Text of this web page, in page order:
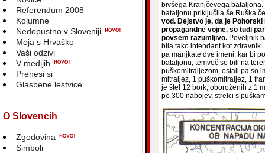
Referendum 2008
Kolumne
Nedopustno v Sloveniji
Meja s Hrvaško
Vaši odzivi
V medijih
Prenesi si
Glasbene lestvice
O Slovencih
Zgodovina
Simboli
bivšega Kranjčevega
bataljonu priključila še Ruška
vod. Dejstvo je, da je
propagandne vojne, so tudi
povsem razumljivo. Poveljnik
bila tako intendant kot
pa manjkate dve imeni, kar bi
bataljonu, temveč so bili na
puškomitraljezom, ostali pa so
mitraljez, 1 puškomitraljez, 1
je štel 12 bork, oboroženih z 1
po 300 nabojev, strelci s